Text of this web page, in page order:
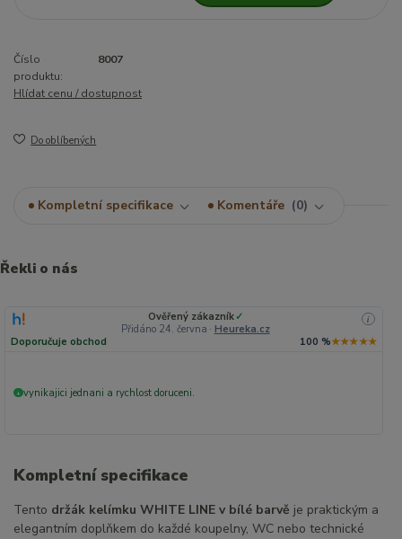
Číslo
produktu:
8007
Hlídat cenu / dostupnost
Do oblíbených
Kompletní specifikace Komentáře 0
Řekli o nás
Ověřený zákazník ✓
Přidáno 24. června · Heureka.cz
i
Doporučuje obchod 100 %★★★★★
+ vynikajici jednani a rychlost doruceni.
Kompletní specifikace
Tento držák kelímku WHITE LINE v bílé barvě je praktickým a
elegantním doplňkem do každé koupelny, WC nebo technické